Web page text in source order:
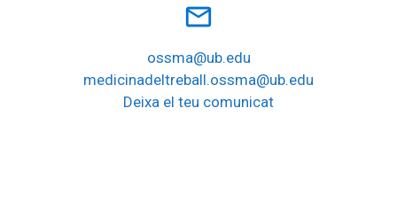
mail_outline
ossma@ub.edu
medicinadeltreball.ossma@ub.edu
Deixa el teu comunicat